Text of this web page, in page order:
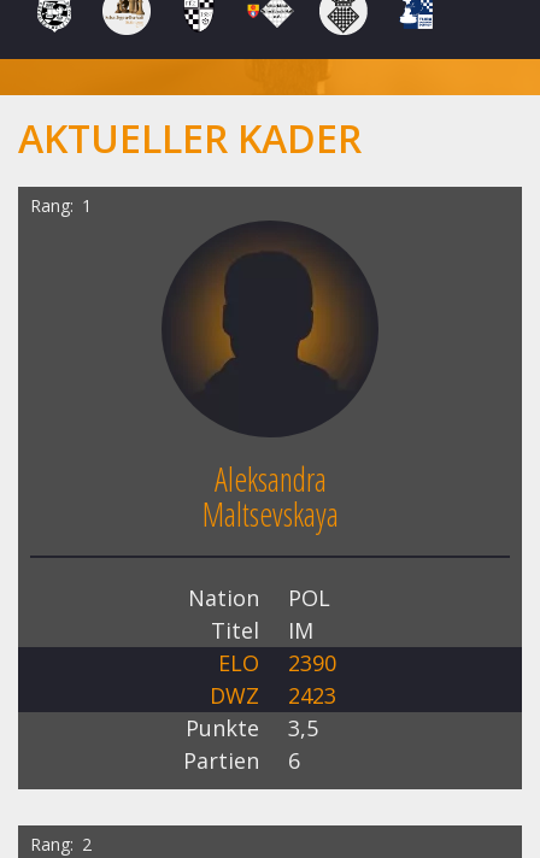
AKTUELLER KADER
Rang 1
Aleksandra
Maltsevskaya
Nation
POL
Titel
IM
ELO
2390
DWZ
2423
Punkte
3,5
Partien
6
Rang 2